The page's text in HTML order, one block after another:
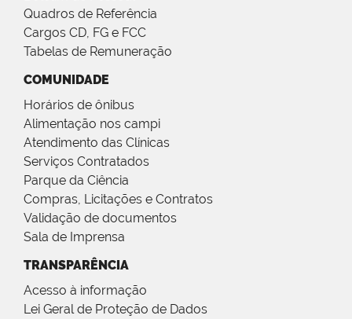
Quadros de Referência
Cargos CD, FG e FCC
Tabelas de Remuneração
COMUNIDADE
Horários de ônibus
Alimentação nos campi
Atendimento das Clínicas
Serviços Contratados
Parque da Ciência
Compras, Licitações e Contratos
Validação de documentos
Sala de Imprensa
TRANSPARÊNCIA
Acesso à informação
Lei Geral de Proteção de Dados